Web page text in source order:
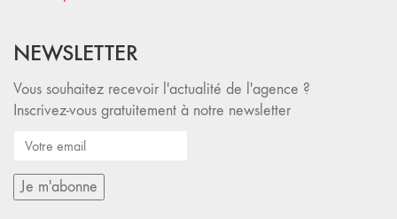
NEWSLETTER
Vous souhaitez recevoir l'actualité de l'agence ?
Inscrivez-vous gratuitement à notre newsletter